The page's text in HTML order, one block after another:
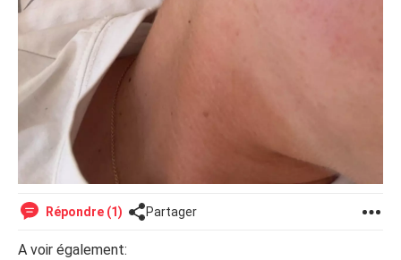
Répondre (1) Partager
A voir également: